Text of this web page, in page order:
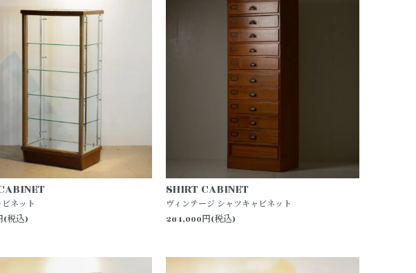
ネット
(税込)
SHIRT CABINET
ヴィンテージ シャツキャビネット
264,000円(税込)